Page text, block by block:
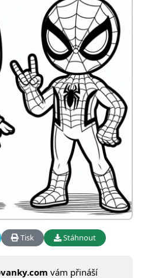
Tisk Stáhnout
vám přináší